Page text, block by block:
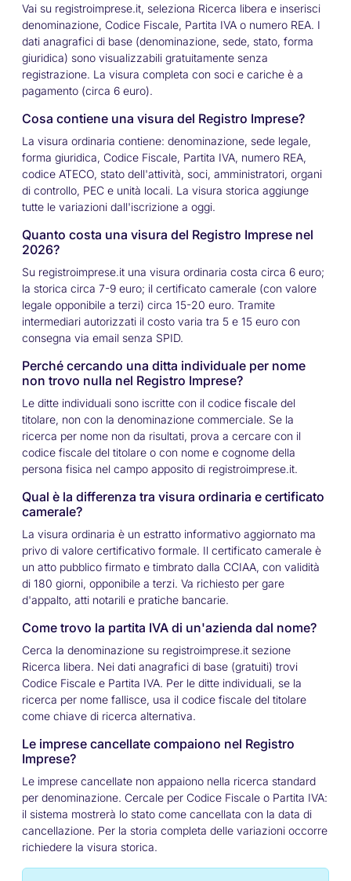
Vai su registroimprese.it, seleziona Ricerca libera e inserisci
denominazione, Codice Fiscale, Partita IVA o numero REA. I
dati anagrafici di base (denominazione, sede, stato, forma
giuridica) sono visualizzabili gratuitamente senza
registrazione. La visura completa con soci e cariche è a
pagamento (circa 6 euro).
Cosa contiene una visura del Registro Imprese?
La visura ordinaria contiene: denominazione, sede legale,
forma giuridica, Codice Fiscale, Partita IVA, numero REA,
codice ATECO, stato dell'attività, soci, amministratori, organi
di controllo, PEC e unità locali. La visura storica aggiunge
tutte le variazioni dall'iscrizione a oggi.
Quanto costa una visura del Registro Imprese nel
2026?
Su registroimprese.it una visura ordinaria costa circa 6 euro;
la storica circa 7-9 euro; il certificato camerale (con valore
legale opponibile a terzi) circa 15-20 euro. Tramite
intermediari autorizzati il costo varia tra 5 e 15 euro con
consegna via email senza SPID.
Perché cercando una ditta individuale per nome
non trovo nulla nel Registro Imprese?
Le ditte individuali sono iscritte con il codice fiscale del
titolare, non con la denominazione commerciale. Se la
ricerca per nome non da risultati, prova a cercare con il
codice fiscale del titolare o con nome e cognome della
persona fisica nel campo apposito di registroimprese.it.
Qual è la differenza tra visura ordinaria e certificato
camerale?
La visura ordinaria è un estratto informativo aggiornato ma
privo di valore certificativo formale. Il certificato camerale è
un atto pubblico firmato e timbrato dalla CCIAA, con validità
di 180 giorni, opponibile a terzi. Va richiesto per gare
d'appalto, atti notarili e pratiche bancarie.
Come trovo la partita IVA di un'azienda dal nome?
Cerca la denominazione su registroimprese.it sezione
Ricerca libera. Nei dati anagrafici di base (gratuiti) trovi
Codice Fiscale e Partita IVA. Per le ditte individuali, se la
ricerca per nome fallisce, usa il codice fiscale del titolare
come chiave di ricerca alternativa.
Le imprese cancellate compaiono nel Registro
Imprese?
Le imprese cancellate non appaiono nella ricerca standard
per denominazione. Cercale per Codice Fiscale o Partita IVA:
il sistema mostrerà lo stato come cancellata con la data di
cancellazione. Per la storia completa delle variazioni occorre
richiedere la visura storica.